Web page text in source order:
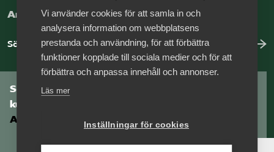
Arbeta hos Vårdföretagarna?
Sök jobb hos oss
Som medlem har du tillgång till vår digitala
kunskapsbank
Arbetsgivarguiden
Vi använder cookies för att samla in och
analysera information om webbplatsens
prestanda och användning, för att förbättra
funktioner kopplade till sociala medier och för att
förbättra och anpassa innehåll och annonser.
Läs mer
Inställningar för cookies